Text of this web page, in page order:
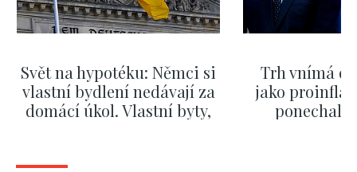
Svět na hypotéku: Němci si
vlastní bydlení nedávají za
domácí úkol. Vlastní byty,
Trh vnímá
jako
ponechali